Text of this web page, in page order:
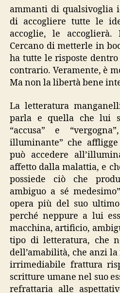
ammanti di qualsivoglia
di accogliere tutte le
accoglie, le accoglierà.
Cercano di metterle in
ha tutte le risposte
contrario. Veramente, è
Ma non la libertà bene
La letteratura
parla e quella che lui
“accusa” e
illuminante” che
può accedere
affetto dalla malattia, e
possiede ciò che
ambiguo a sé
opera più del suo
perché neppure a lui
macchina, artificio,
tipo di letteratura, che
dell’amabilità, che anzi
irrimediabile frattura
scritture umane nel suo
refrattaria alle